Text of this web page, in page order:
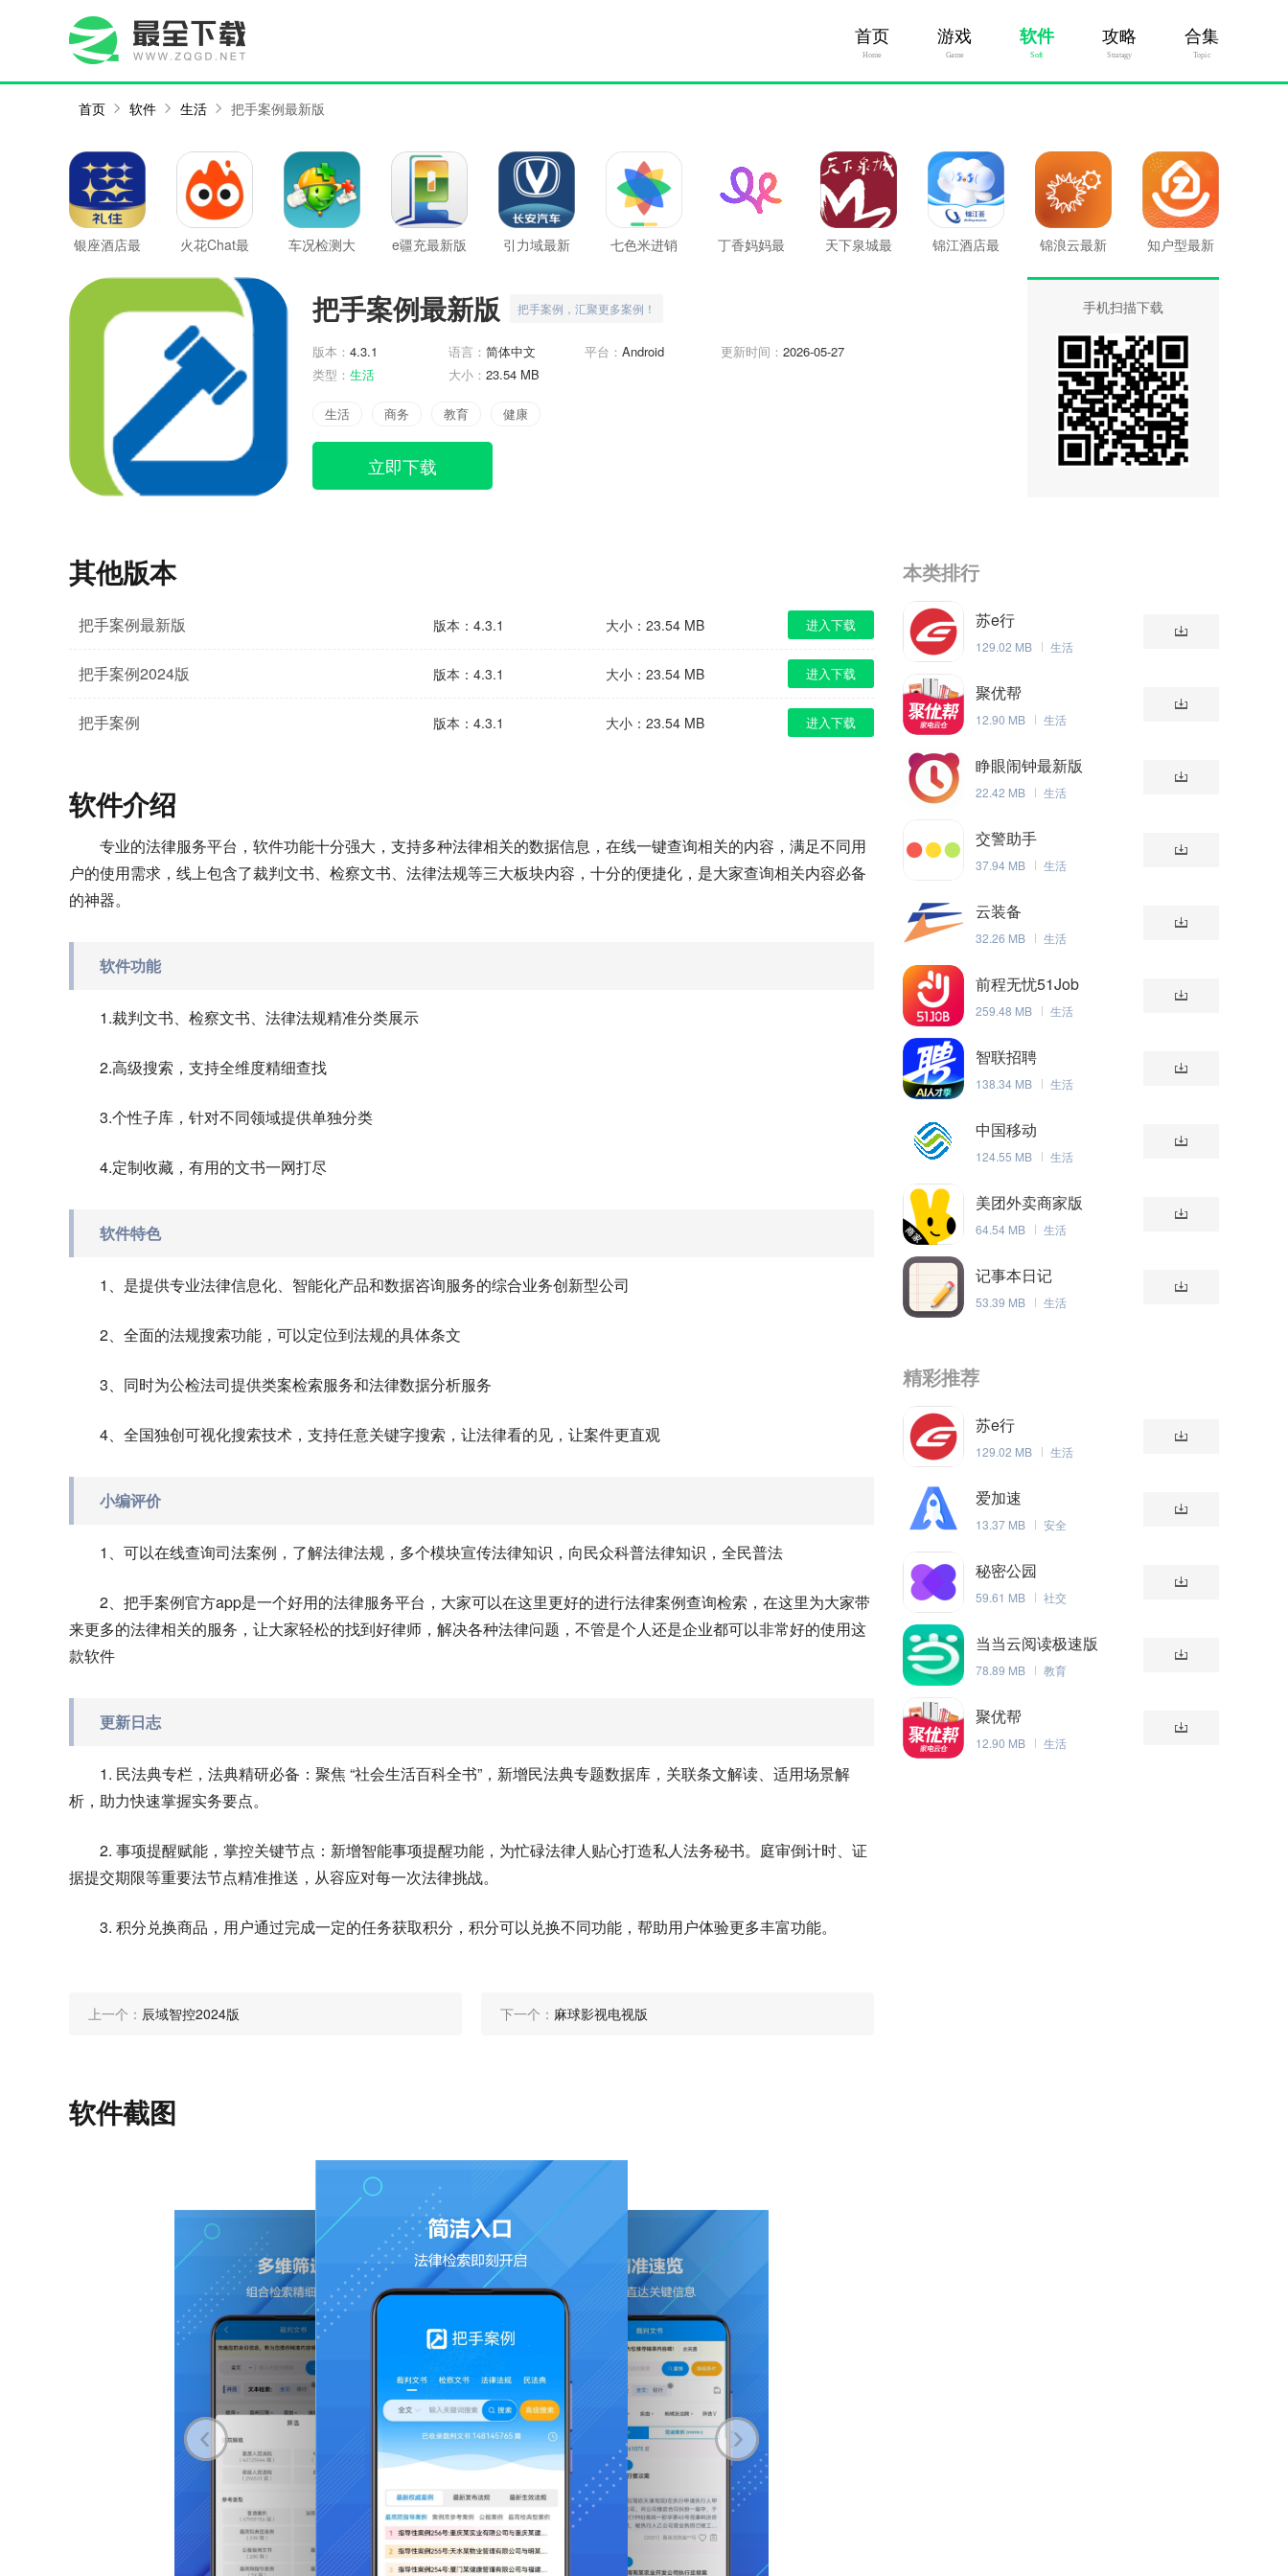
首页
Home
游戏
Game
软件
Soft
攻略
Stratagy
合集
Topic
首页 软件 生活 把手案例最新版
银座酒店最
火花Chat最
车况检测大
e疆充最新版
引力域最新
七色米进销
丁香妈妈最
天下泉城最
锦江酒店最
锦浪云最新
知户型最新
手机扫描下载
把手案例最新版 把手案例，汇聚更多案例！
版本： 4.3.1 语言： 简体中文 平台： Android 更新时间： 2026-05-27
类型： 生活 大小： 23.54 MB
生活 商务 教育 健康
立即下载
其他版本
把手案例最新版 版本：4.3.1 大小：23.54 MB 进入下载
把手案例2024版 版本：4.3.1 大小：23.54 MB 进入下载
把手案例 版本：4.3.1 大小：23.54 MB 进入下载
软件介绍
专业的法律服务平台，软件功能十分强大，支持多种法律相关的数据信息，在线一键查询相关的内容，满足不同用
户的使用需求，线上包含了裁判文书、检察文书、法律法规等三大板块内容，十分的便捷化，是大家查询相关内容必备
的神器。
软件功能
1.裁判文书、检察文书、法律法规精准分类展示
2.高级搜索，支持全维度精细查找
3.个性子库，针对不同领域提供单独分类
4.定制收藏，有用的文书一网打尽
软件特色
1、是提供专业法律信息化、智能化产品和数据咨询服务的综合业务创新型公司
2、全面的法规搜索功能，可以定位到法规的具体条文
3、同时为公检法司提供类案检索服务和法律数据分析服务
4、全国独创可视化搜索技术，支持任意关键字搜索，让法律看的见，让案件更直观
小编评价
1、可以在线查询司法案例，了解法律法规，多个模块宣传法律知识，向民众科普法律知识，全民普法
2、把手案例官方app是一个好用的法律服务平台，大家可以在这里更好的进行法律案例查询检索，在这里为大家带
来更多的法律相关的服务，让大家轻松的找到好律师，解决各种法律问题，不管是个人还是企业都可以非常好的使用这
款软件
更新日志
1. 民法典专栏，法典精研必备：聚焦 “社会生活百科全书”，新增民法典专题数据库，关联条文解读、适用场景解
析，助力快速掌握实务要点。
2. 事项提醒赋能，掌控关键节点：新增智能事项提醒功能，为忙碌法律人贴心打造私人法务秘书。庭审倒计时、证
据提交期限等重要法节点精准推送，从容应对每一次法律挑战。
3. 积分兑换商品，用户通过完成一定的任务获取积分，积分可以兑换不同功能，帮助用户体验更多丰富功能。
上一个： 辰域智控2024版 下一个： 麻球影视电视版
软件截图
本类排行
苏e行
129.02 MB 生活
聚优帮
12.90 MB 生活
睁眼闹钟最新版
22.42 MB 生活
交警助手
37.94 MB 生活
云装备
32.26 MB 生活
前程无忧51Job
259.48 MB 生活
智联招聘
138.34 MB 生活
中国移动
124.55 MB 生活
美团外卖商家版
64.54 MB 生活
记事本日记
53.39 MB 生活
精彩推荐
苏e行
129.02 MB 生活
爱加速
13.37 MB 安全
秘密公园
59.61 MB 社交
当当云阅读极速版
78.89 MB 教育
聚优帮
12.90 MB 生活